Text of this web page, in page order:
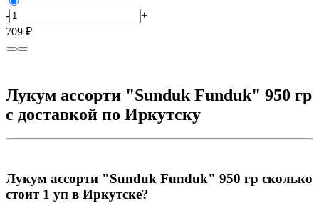
-
+
709 ₽
Лукум ассорти "Sunduk Funduk" 950 гр
с доставкой по Иркутску
Лукум ассорти "Sunduk Funduk" 950 гр сколько
стоит 1 уп в Иркутске?